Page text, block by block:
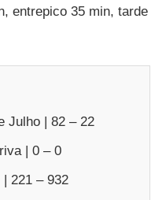
entrepico 35 min, tarde
Julho | 82 – 22
| 0 – 0
221 – 932